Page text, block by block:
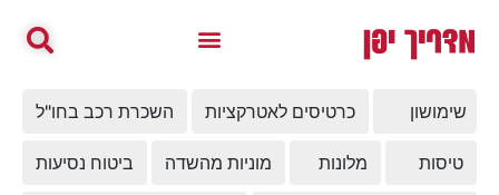
שימושון כרטיסים לאטרקציות השכרת רכב בחו"ל
טיסות מלונות מוניות מהשדה ביטוח נסיעות